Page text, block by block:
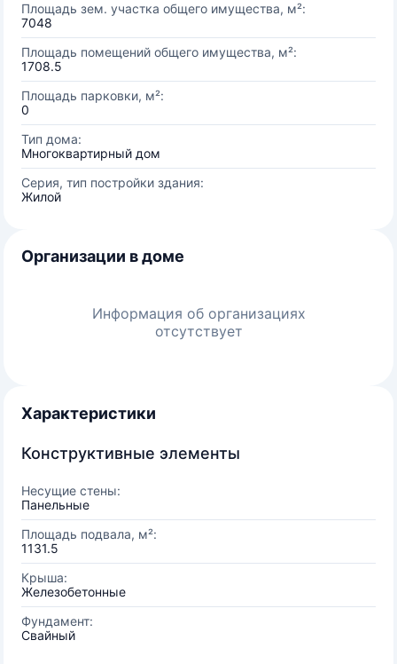
Площадь зем. участка общего имущества, м²:
7048
Площадь помещений общего имущества, м²:
1708.5
Площадь парковки, м²:
0
Тип дома:
Многоквартирный дом
Серия, тип постройки здания:
Жилой
Организации в доме
Информация об организациях
отсутствует
Характеристики
Конструктивные элементы
Несущие стены:
Панельные
Площадь подвала, м²:
1131.5
Крыша:
Железобетонные
Фундамент:
Свайный